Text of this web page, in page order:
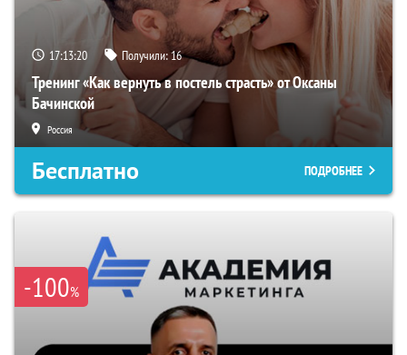
17:13:19 Получили:16
Тренинг «Как вернуть в постель страсть» от Оксаны
Бачинской
Россия
Бесплатно ПОДРОБНЕЕ
-100%